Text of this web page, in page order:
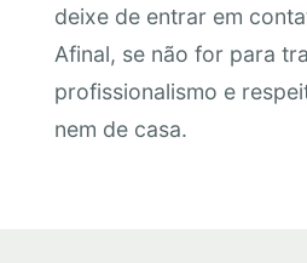
deixe de entrar em
Afinal, se não for para
profissionalismo e
nem de casa.